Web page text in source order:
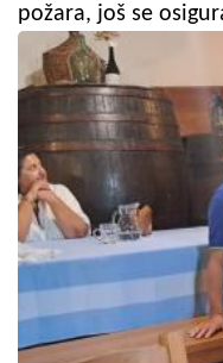
požara, još se